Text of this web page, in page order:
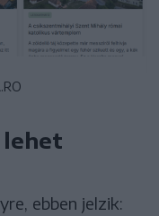
lehet
ebben jelzik: